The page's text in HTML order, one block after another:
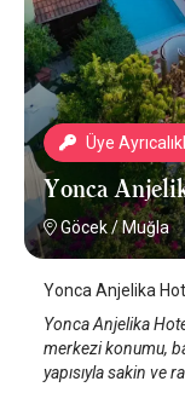
Üye
Yonca
Göcek/Muğla
Yonca Anjelika
Yonca Anjelika
merkezi konumu,
yapısıyla sakin ve